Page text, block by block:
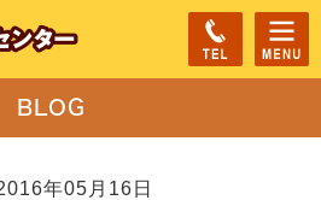
BLOG
年05月16日